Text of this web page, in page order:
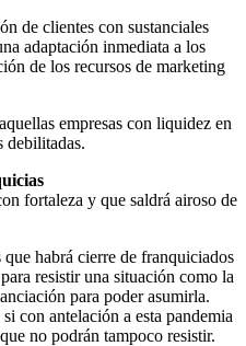
de clientes con sustanciales
adaptación inmediata a los
de los recursos de marketing
empresas con liquidez en
debilitadas.
fortaleza y que saldrá airoso de
habrá cierre de franquiciados
resistir una situación como la
para poder asumirla.
con antelación a esta pandemia
no podrán tampoco resistir.